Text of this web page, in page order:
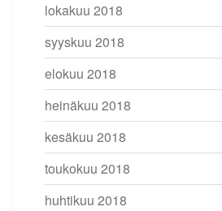
lokakuu 2018
syyskuu 2018
elokuu 2018
heinäkuu 2018
kesäkuu 2018
toukokuu 2018
huhtikuu 2018